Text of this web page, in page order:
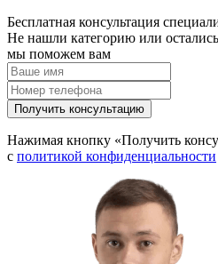
Бесплатная консультация
Не нашли категорию или
мы поможем вам
Получить консультацию
Нажимая кнопку «Получить
с политикой конфиденциальности